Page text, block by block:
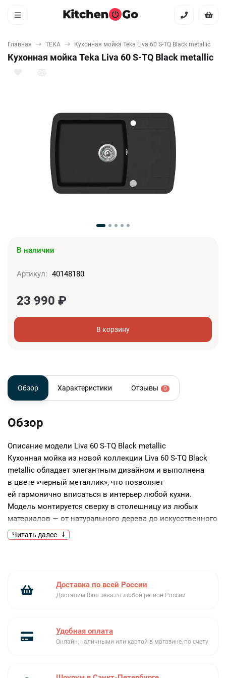
Главная TEKA Кухонная мойка Teka Liva 60 S-TQ Black metallic
Кухонная мойка Teka Liva 60 S-TQ Black metallic
В наличии
Артикул: 40148180
23 990 ₽
В корзину
Обзор Характеристики Отзывы 0
Обзор
Описание модели Liva 60 S-TQ Black metallic
Кухонная мойка из новой коллекции Liva 60 S-TQ Black
metallic обладает элегантным дизайном и выполнена
в цвете «черный металлик», что позволяет
ей гармонично вписаться в интерьер любой кухни.
Модель монтируется сверху в столешницу из любых
материалов — от натурального дерева до искусственного
камня.
установки среди остального кухонного гарнитура.
Данная модель выполнена из прочного жаростойкого
Он обладает большим списком преимуществ, среди
которых: устойчивость к царапинам и повреждениями,
красителей и ультрафиолета. Вы можете не сомневаться,
Читать далее
Доставка по всей России
Доставим Ваш заказ в любой регион России
Удобная оплата
Онлайн, наличными или картой в магазине, по счету